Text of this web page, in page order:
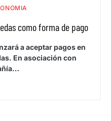
como forma de pago
a aceptar pagos en
En asociación con